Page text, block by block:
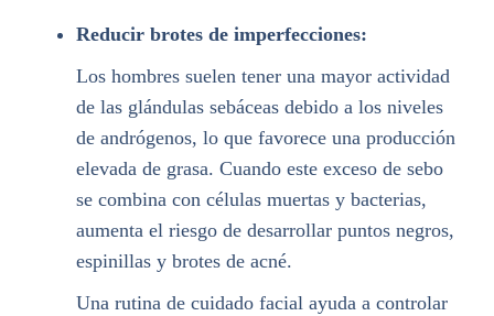
Reducir brotes de imperfecciones:
Los hombres suelen tener una mayor actividad
de las glándulas sebáceas debido a los niveles
de andrógenos, lo que favorece una producción
elevada de grasa. Cuando este exceso de sebo
se combina con células muertas y bacterias,
aumenta el riesgo de desarrollar puntos negros,
espinillas y brotes de acné.
Una rutina de cuidado facial ayuda a controlar